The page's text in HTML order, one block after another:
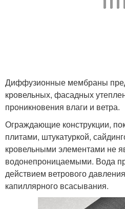
Диффузионные мембраны
кровельных, фасадных
проникновения влаги и ветра.
Ограждающие конструкции,
плитами, штукатуркой,
кровельными элементами не
водонепроницаемыми. Вода
действием ветрового
капиллярного всасывания.